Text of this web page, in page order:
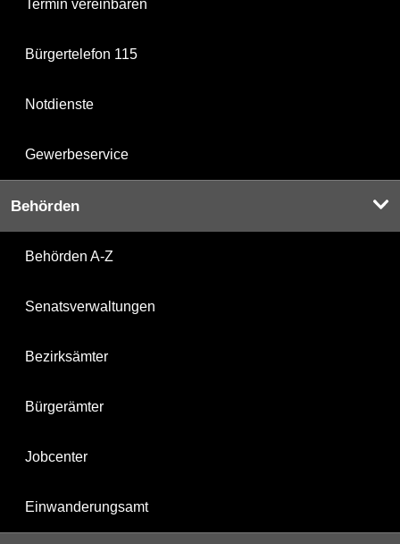
Termin vereinbaren
Bürgertelefon 115
Notdienste
Gewerbeservice
Behörden
Behörden A-Z
Senatsverwaltungen
Bezirksämter
Bürgerämter
Jobcenter
Einwanderungsamt